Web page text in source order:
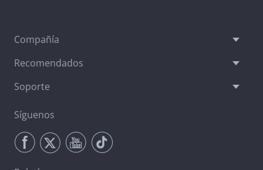
Compañía
Recomendados
Soporte
Síguenos